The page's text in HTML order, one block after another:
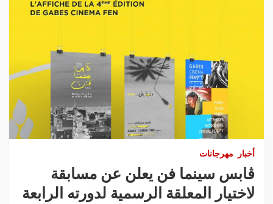
أخبار مهرجانات
ڨابس سينما فن يعلن عن مسابقة
لاختيار المعلقة الرسمية لدورته الرابعة